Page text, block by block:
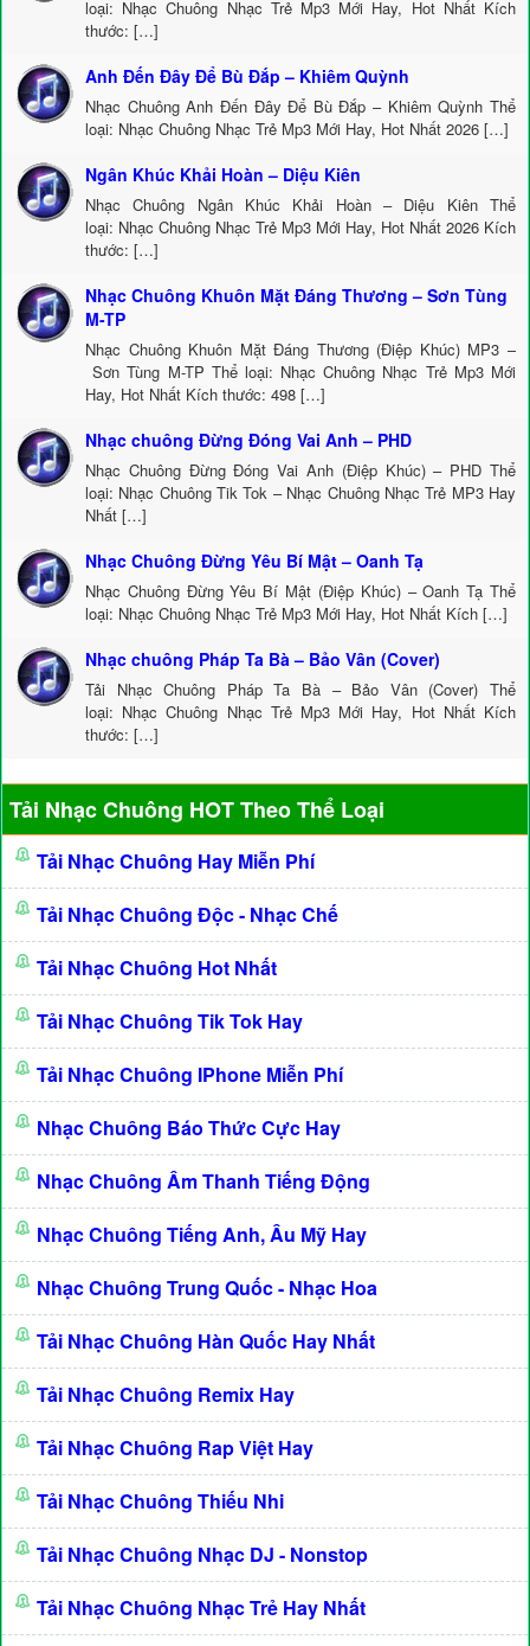
loại: Nhạc Chuông Nhạc Trẻ Mp3 Mới Hay, Hot Nhất Kích
thước: […]
Anh Đến Đây Để Bù Đắp – Khiêm Quỳnh
Nhạc Chuông Anh Đến Đây Để Bù Đắp – Khiêm Quỳnh Thể
loại: Nhạc Chuông Nhạc Trẻ Mp3 Mới Hay, Hot Nhất 2026 […]
Ngân Khúc Khải Hoàn – Diệu Kiên
Nhạc Chuông Ngân Khúc Khải Hoàn – Diệu Kiên Thể
loại: Nhạc Chuông Nhạc Trẻ Mp3 Mới Hay, Hot Nhất 2026 Kích
thước: […]
Nhạc Chuông Khuôn Mặt Đáng Thương – Sơn Tùng
M-TP
Nhạc Chuông Khuôn Mặt Đáng Thương (Điệp Khúc) MP3 –
Sơn Tùng M-TP Thể loại: Nhạc Chuông Nhạc Trẻ Mp3 Mới
Hay, Hot Nhất Kích thước: 498 […]
Nhạc chuông Đừng Đóng Vai Anh – PHD
Nhạc Chuông Đừng Đóng Vai Anh (Điệp Khúc) – PHD Thể
loại: Nhạc Chuông Tik Tok – Nhạc Chuông Nhạc Trẻ MP3 Hay
Nhất […]
Nhạc Chuông Đừng Yêu Bí Mật – Oanh Tạ
Nhạc Chuông Đừng Yêu Bí Mật (Điệp Khúc) – Oanh Tạ Thể
loại: Nhạc Chuông Nhạc Trẻ Mp3 Mới Hay, Hot Nhất Kích […]
Nhạc chuông Pháp Ta Bà – Bảo Vân (Cover)
Tải Nhạc Chuông Pháp Ta Bà – Bảo Vân (Cover) Thể
loại: Nhạc Chuông Nhạc Trẻ Mp3 Mới Hay, Hot Nhất Kích
thước: […]
Tải Nhạc Chuông HOT Theo Thể Loại
Tải Nhạc Chuông Hay Miễn Phí
Tải Nhạc Chuông Độc - Nhạc Chế
Tải Nhạc Chuông Hot Nhất
Tải Nhạc Chuông Tik Tok Hay
Tải Nhạc Chuông IPhone Miễn Phí
Nhạc Chuông Báo Thức Cực Hay
Nhạc Chuông Âm Thanh Tiếng Động
Nhạc Chuông Tiếng Anh, Âu Mỹ Hay
Nhạc Chuông Trung Quốc - Nhạc Hoa
Tải Nhạc Chuông Hàn Quốc Hay Nhất
Tải Nhạc Chuông Remix Hay
Tải Nhạc Chuông Rap Việt Hay
Tải Nhạc Chuông Thiếu Nhi
Tải Nhạc Chuông Nhạc DJ - Nonstop
Tải Nhạc Chuông Nhạc Trẻ Hay Nhất